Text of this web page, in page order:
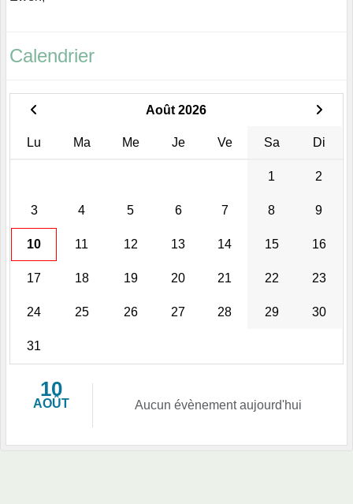
Calendrier
Août 2026
Lu Ma Me Je Ve Sa Di
1 2
3 4 5 6 7 8 9
10 11 12 13 14 15 16
17 18 19 20 21 22 23
24 25 26 27 28 29 30
31
10
AOÛT Aucun évènement aujourd'hui